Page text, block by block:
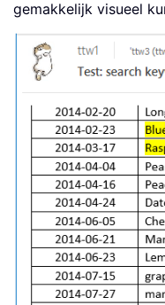
gemakkelijk visueel